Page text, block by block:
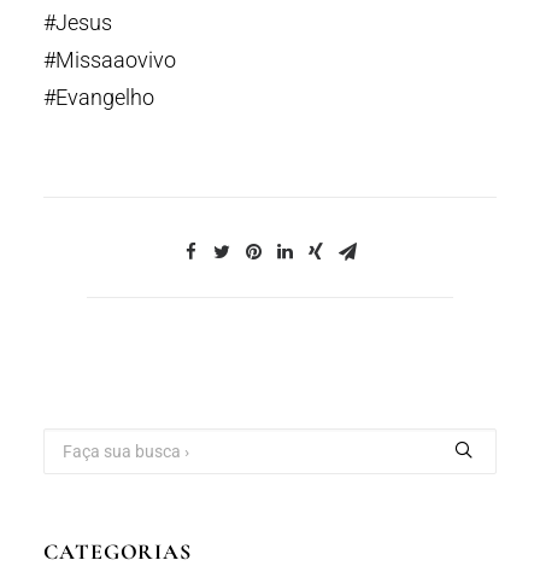
#Jesus
#Missaaovivo
#Evangelho
CATEGORIAS